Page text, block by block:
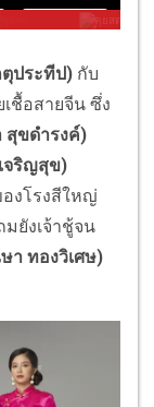
ตุประทีป) กับ
ชื้อสายจีน ซึ่ง
สุขดำรงค์)
จริญสุข)
องโรงสีใหญ่
ยังเจ้าชู้จน
า ทองวิเศษ)